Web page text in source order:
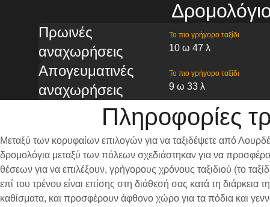
Πρωινές
αναχωρήσεις
Το πιο γρήγορο ταξίδι
10 ω 47 λ
Απογευματινές
αναχωρήσεις
Το πιο γρήγορο ταξίδι
9 ω 33 λ
Πληροφορίες
Μεταξύ των κορυφαίων επιλογών για να ταξιδέψετε από
δρομολόγια μεταξύ των πόλεων σχεδιάστηκαν για να
θέσεων για να επιλέξουν, γρήγορους χρόνους ταξιδιού (το
επί του τρένου είναι επίσης στη διάθεσή σας κατά τη
καθίσματα, και προσφέρουν άφθονο χώρο για τα πόδια και